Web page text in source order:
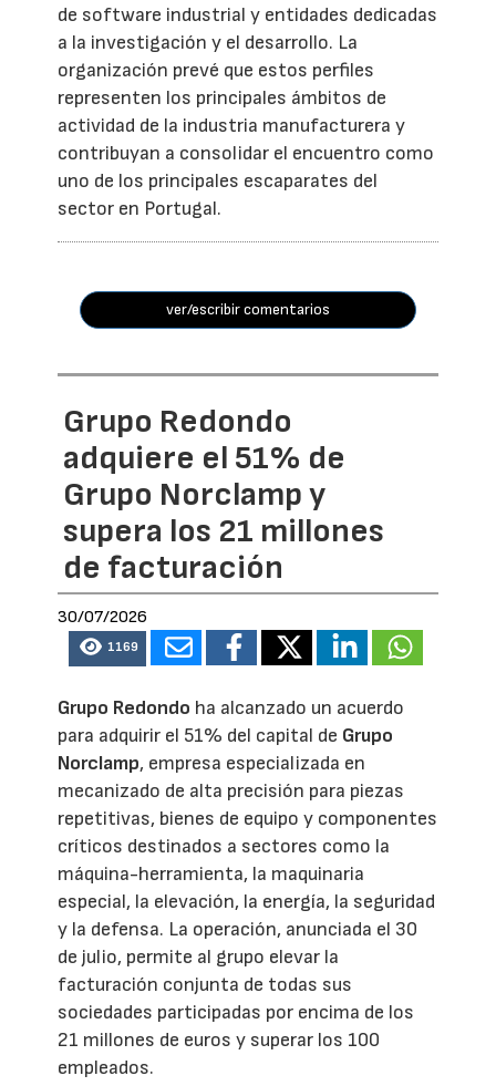
de software industrial y entidades dedicadas
a la investigación y el desarrollo. La
organización prevé que estos perfiles
representen los principales ámbitos de
actividad de la industria manufacturera y
contribuyan a consolidar el encuentro como
uno de los principales escaparates del
sector en Portugal.
ver/escribir comentarios
Grupo Redondo
adquiere el 51% de
Grupo Norclamp y
supera los 21 millones
de facturación
30/07/2026
1169
Grupo Redondo ha alcanzado un acuerdo
para adquirir el 51% del capital de Grupo
Norclamp, empresa especializada en
mecanizado de alta precisión para piezas
repetitivas, bienes de equipo y componentes
críticos destinados a sectores como la
máquina-herramienta, la maquinaria
especial, la elevación, la energía, la seguridad
y la defensa. La operación, anunciada el 30
de julio, permite al grupo elevar la
facturación conjunta de todas sus
sociedades participadas por encima de los
21 millones de euros y superar los 100
empleados.